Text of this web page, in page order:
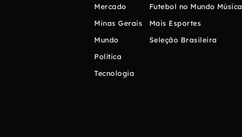
Mercado
Minas Gerais
Mundo
Política
Tecnologia
Futebol no Mundo
Mais Esportes
Seleção Brasileira
Música